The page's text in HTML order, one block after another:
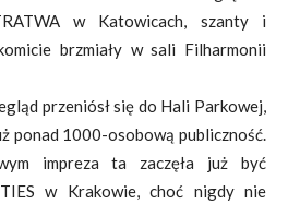
w Katowicach, szanty i
brzmiały w sali Filharmonii
przeniósł się do Hali Parkowej,
ponad 1000-osobową publiczność.
impreza ta zaczęła już być
w Krakowie, choć nigdy nie